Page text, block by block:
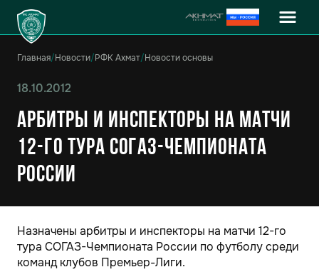
Главная/Новости/РФК Ахмат/Новости основы
18.10.2012
Арбитры и инспекторы на матчи
12-го тура СОГАЗ-Чемпионата
России
Назначены арбитры и инспекторы на матчи 12-го
тура СОГАЗ-Чемпионата России по футболу среди
команд клубов Премьер-Лиги.